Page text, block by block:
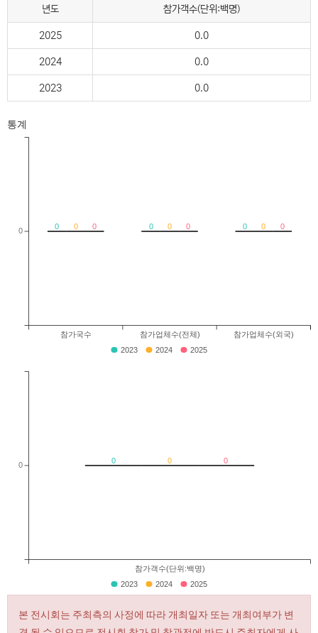
년도
참가객수(단위:백명)
2025 0.0
2024 0.0
2023 0.0
통계
0 0 0
0 0 0
0 0 0
참가국수 참가업체수(전체) 참가업체수(외국)
0
2023 2024 2025
0 0 0
참가객수(단위:백명)
0
2023 2024 2025
본 전시회는 주최측의 사정에 따라 개최일자 또는 개최여부가 변